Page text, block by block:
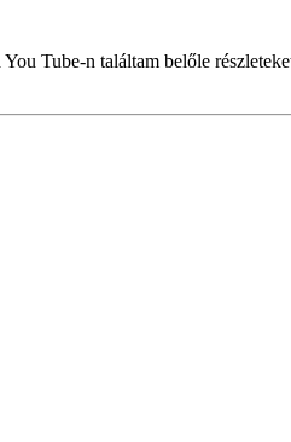
Tube-n találtam belőle